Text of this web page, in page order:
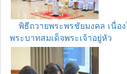
พิธีถวายพระพรชัยมงคล เนื่อ
พระบาทสมเด็จพระเจ้าอยู่หัว